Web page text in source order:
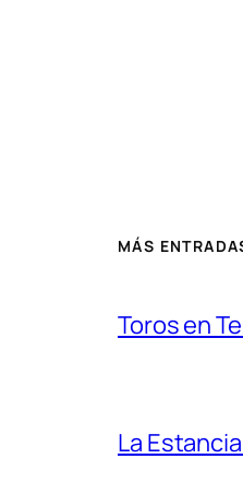
MÁS
Toros en
La